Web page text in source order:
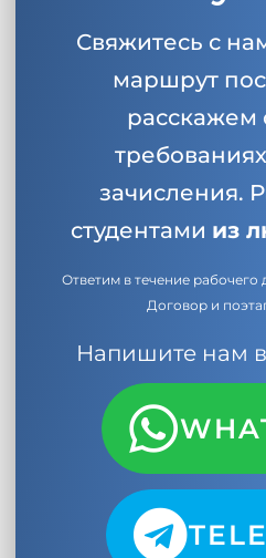
Свяжитесь с
маршрут
расскажем
зачисления.
студентами из
Ответим в течение рабочего
Договор и
Напишите нам